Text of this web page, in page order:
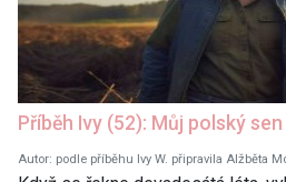
Příběh Ivy (52): Můj polský
Autor: podle příběhu Ivy W. připravila Alžběta